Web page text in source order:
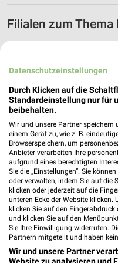
Filialen zum Thema
Öffnungszeiten von z.B.
Umgebung vom Drebach.
Aktuelle Prospekte
Umgebung
18 Prospekte
hagebaumarkt
Datenschutzeinstellungen
Durch Klicken auf die
Standardeinstellung nur für
beibehalten.
Wir und unsere Partner
einem Gerät zu, wie z. B.
Browserspeichern, um
Anbieter verarbeiten Ihre
aufgrund eines berechtigten
Sie die „Einstellungen“. Sie
oder verwalten, indem Sie auf die
klicken oder jederzeit auf die
unteren Ecke der Website
klicken Sie auf den
und klicken Sie auf den
Sie Ihre Einwilligung widerrufen.
Partnern mitgeteilt und haben
Wir und unsere Partner